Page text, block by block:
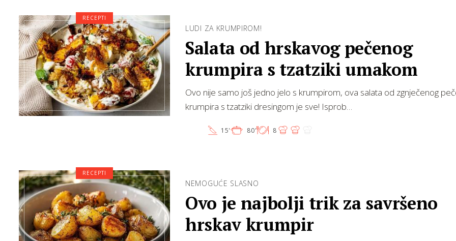
LUDI ZA KRUMPIROM!
Salata od hrskavog pečenog
krumpira s tzatziki umakom
Ovo nije samo još jedno jelo s krumpirom, ova salata od zgnječenog
krumpira s tzatziki dresingom je sve! Isprob…
15' 80' 8
RECEPTI
NEMOGUĆE SLASNO
Ovo je najbolji trik za savršeno
hrskav krumpir
RECEPTI